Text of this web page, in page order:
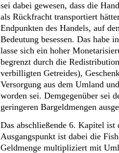
sei dabei gewesen, dass die
als Rückfracht transportiert
Endpunkten des Handels, auf
Bedeutung besessen. Das habe
lasse sich ein hoher
begrenzt durch die
verbilligten Getreides),
Versorgung aus dem Umland
worden sei. Demgegenüber sei
geringeren Bargeldmengen
Das abschließende 6. Kapitel
Ausgangspunkt ist dabei die
Geldmenge multipliziert mit